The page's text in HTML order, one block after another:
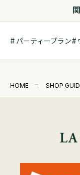
パーティープラン
HOME SHOP